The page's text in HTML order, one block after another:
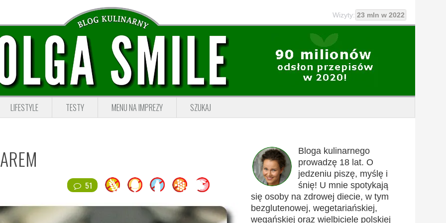
Wizyty: 23 mln w 2022
LIFESTYLE TESTY MENU NA IMPREZY SZUKAJ
51
Bloga kulinarnego
prowadzę 18 lat. O
jedzeniu piszę, myślę i
śnię! U mnie spotykają
się osoby na zdrowej diecie, w tym
bezglutenowej, wegetariańskiej,
wegańskiej oraz wielbiciele polskiej